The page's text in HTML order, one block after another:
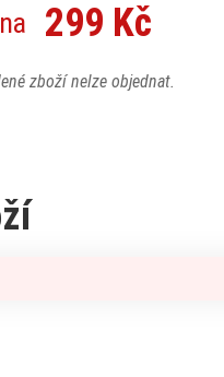
299 Kč
zboží nelze objednat.